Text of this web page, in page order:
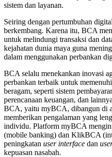
sistem dan layanan.
Seiring dengan pertumbuhan
berkembang. Karena itu, BCA
untuk melindungi transaksi dan
kejahatan dunia maya guna
dalam menggunakan perbankan
BCA selalu menekankan inovasi
perbankan terbaik untuk
beragam, seperti sistem
perencanaan keuangan, dan
BCA, yaitu myBCA, dibangun di
memberikan pengalaman yang
individu. Platform myBCA
(mobile banking) dan KlikBCA
peningkatan user interface dan
kepuasan nasabah.